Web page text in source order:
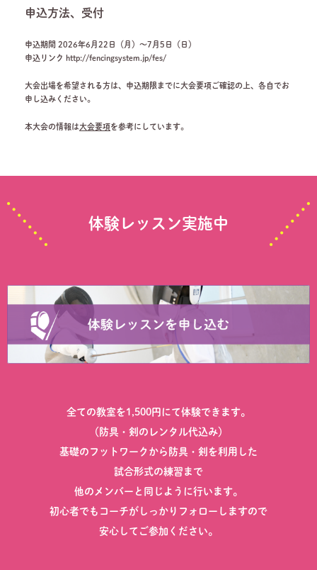
申込方法、受付
申込期間 2026年6月22日（月）～7月5日（日）
申込リンク http://fencingsystem.jp/fes/
大会出場を希望される方は、申込期限までに大会要項ご確認の上、各自でお
申し込みください。
本大会の情報は大会要項を参考にしています。
体験レッスン実施中
全ての教室を1,500円にて体験できます。
（防具・剣のレンタル代込み）
基礎のフットワークから防具・剣を利用した
試合形式の練習まで
他のメンバーと同じように行います。
初心者でもコーチがしっかりフォローしますので
安心してご参加ください。